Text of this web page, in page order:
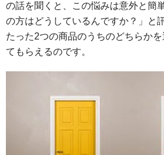
の話を聞くと、この悩みは意外と簡
の方はどうしているんですか？」と
たった2つの商品のうちのどちらか
てもらえるのです。